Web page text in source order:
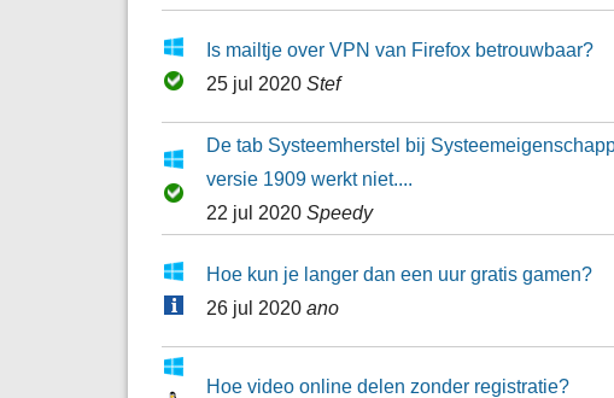
Is mailtje over VPN van Firefox betrouwbaar?
25 jul 2020 Stef
De tab Systeemherstel bij
versie 1909 werkt niet....
22 jul 2020 Speedy
Hoe kun je langer dan een uur gratis gamen?
26 jul 2020 ano
Hoe video online delen zonder registratie?